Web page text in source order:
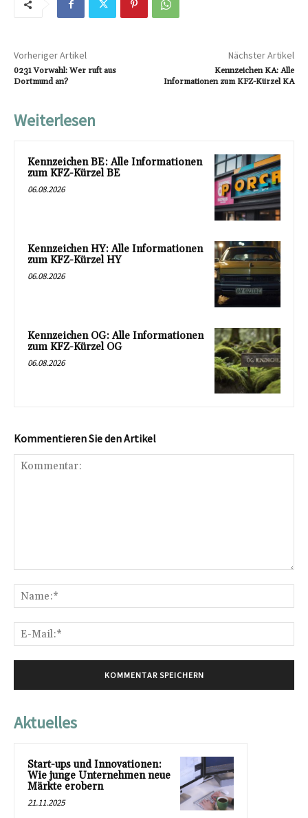
Vorheriger Artikel
0231 Vorwahl: Wer ruft aus
Dortmund an?
Nächster Artikel
Kennzeichen KA: Alle
Informationen zum KFZ-Kürzel KA
Weiterlesen
Kennzeichen BE: Alle Informationen
zum KFZ-Kürzel BE
06.08.2026
Kennzeichen HY: Alle Informationen
zum KFZ-Kürzel HY
06.08.2026
Kennzeichen OG: Alle Informationen
zum KFZ-Kürzel OG
06.08.2026
Kommentieren Sie den Artikel
Aktuelles
Start-ups und Innovationen:
Wie junge Unternehmen neue
Märkte erobern
21.11.2025